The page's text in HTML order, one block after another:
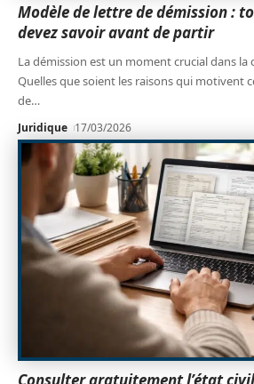
Modèle de lettre de démission :
devez savoir avant de partir
La démission est un moment crucial dans la
Quelles que soient les raisons qui motivent
de…
Juridique 17/03/2026
Consulter gratuitement l’état civil